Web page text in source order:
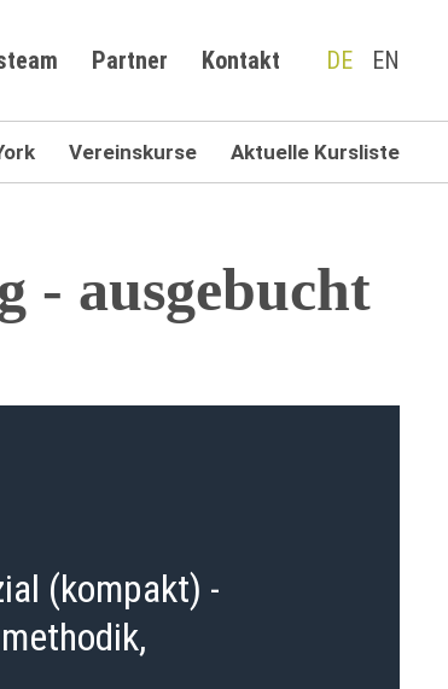
Partner Kontakt DE EN
Vereinskurse Aktuelle Kursliste
- ausgebucht
(kompakt) -